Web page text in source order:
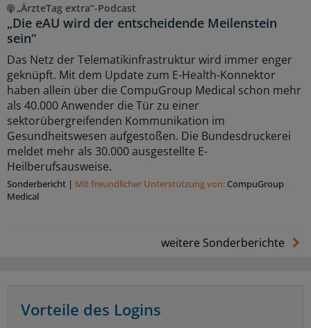
„ÄrzteTag extra“-Podcast
„Die eAU wird der entscheidende Meilenstein
sein“
Das Netz der Telematikinfrastruktur wird immer enger
geknüpft. Mit dem Update zum E-Health-Konnektor
haben allein über die CompuGroup Medical schon mehr
als 40.000 Anwender die Tür zu einer
sektorübergreifenden Kommunikation im
Gesundheitswesen aufgestoßen. Die Bundesdruckerei
meldet mehr als 30.000 ausgestellte E-
Heilberufsausweise.
Sonderbericht | Mit freundlicher Unterstützung von: CompuGroup
Medical
weitere Sonderberichte
Vorteile des Logins